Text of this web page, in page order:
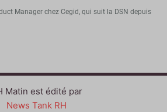
Manager chez Cegid, qui suit la DSN depuis
Matin est édité par
News Tank RH